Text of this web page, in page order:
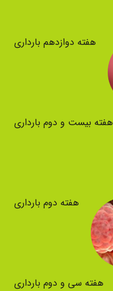
هفته دوازدهم بارداری
هفته بیست و دوم بارداری
هفته دوم بارداری
هفته سی و دوم بارداری